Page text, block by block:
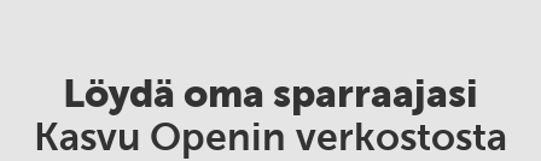
Löydä oma sparraajasi
Kasvu Openin verkostosta